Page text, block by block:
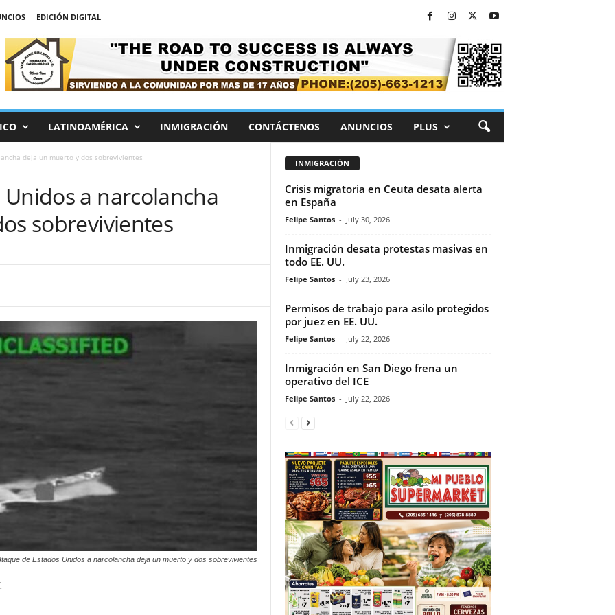
EDICIÓN DIGITAL
LATINOAMÉRICA INMIGRACIÓN CONTÁCTENOS ANUNCIOS PLUS
deja un muerto y dos sobrevivientes
a narcolancha
sobrevivientes
de Estados Unidos a narcolancha deja un muerto y dos sobrevivientes
INMIGRACIÓN
Crisis migratoria en Ceuta desata alerta
en España
Felipe Santos - July 30, 2026
Inmigración desata protestas masivas en
todo EE. UU.
Felipe Santos - July 23, 2026
Permisos de trabajo para asilo protegidos
por juez en EE. UU.
Felipe Santos - July 22, 2026
Inmigración en San Diego frena un
operativo del ICE
Felipe Santos - July 22, 2026